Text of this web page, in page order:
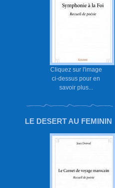
Cliquez sur l'image
ci-dessus pour en
savoir plus...
LE DESERT AU FEMININ